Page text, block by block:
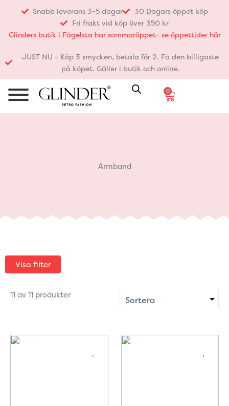
innehåll
Snabb leverans 3-5 dagar
30 Dagars öppet köp
Fri frakt vid köp över 350 kr
Glinders butik i Fågelsta har sommaröppet- se öppettider här
JUST NU - Köp 3 smycken, betala för 2. Få den billigaste
på köpet. Gäller i butik och online.
0
Varukorg
Armband
Visa filter
11 av 11 produkter